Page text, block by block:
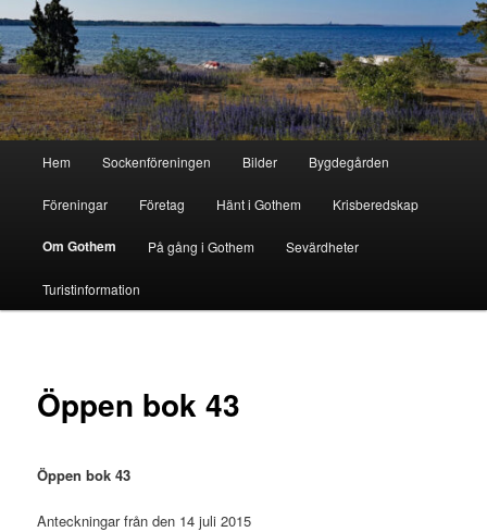
Hoppa
till
primärt
innehållGothem.se
Hem Sockenföreningen Bilder Bygdegården
Föreningar Företag Hänt i Gothem Krisberedskap
Om Gothem På gång i Gothem Sevärdheter
Turistinformation
Öppen bok 43
Öppen bok 43
Anteckningar från den 14 juli 2015